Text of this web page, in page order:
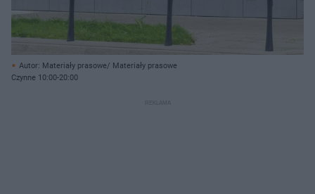
Autor: Materiały prasowe/ Materiały prasowe
Czynne 10:00-20:00